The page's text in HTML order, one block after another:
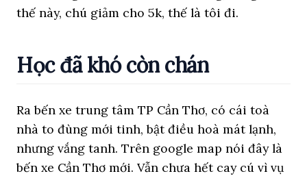
thế này, chú giảm cho 5k, thế là tôi đi.
Học đã khó còn chán
Ra bến xe trung tâm TP Cần Thơ, có cái toà
nhà to đùng mới tinh, bật điều hoà mát lạnh,
nhưng vắng tanh. Trên google map nói đây là
bến xe Cần Thơ mới. Vẫn chưa hết cay cú vì vụ